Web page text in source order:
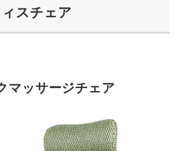
スチェア
マッサージチェア